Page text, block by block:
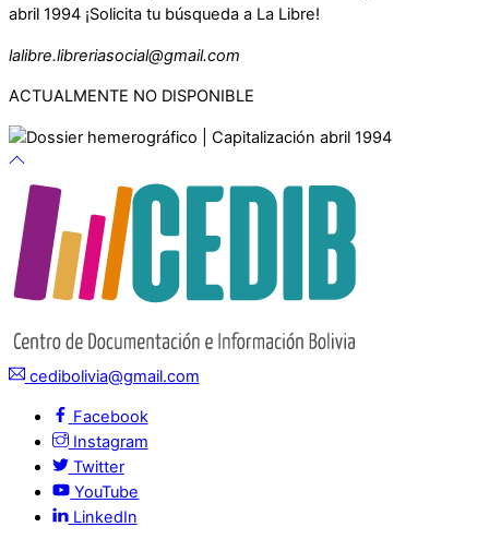
abril 1994 ¡Solicita tu búsqueda a La Libre!
lalibre.libreriasocial@gmail.com
ACTUALMENTE NO DISPONIBLE
cedibolivia@gmail.com
Facebook
Instagram
Twitter
YouTube
LinkedIn